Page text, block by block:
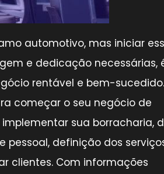
automotivo, mas iniciar
e dedicação necessárias,
rentável e bem-sucedido.
começar o seu negócio de
sua borracharia,
definição dos
clientes. Com informações